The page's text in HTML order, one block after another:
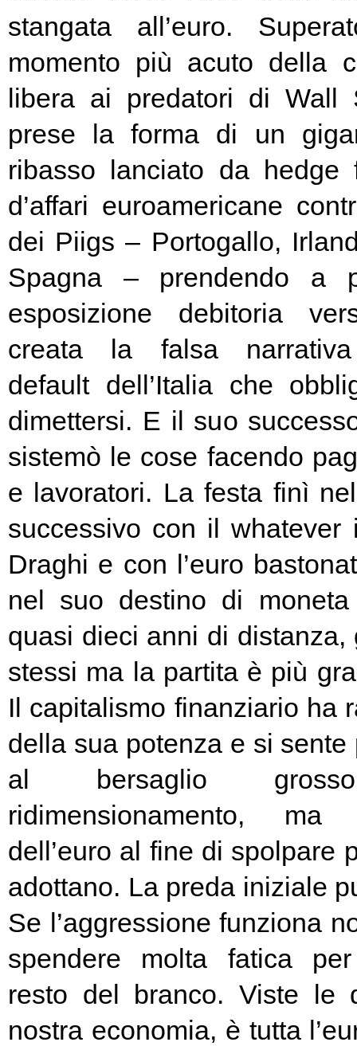
stangata all’euro.
momento più acuto della
libera ai predatori di Wall
prese la forma di un
ribasso lanciato da hedge
d’affari euroamericane
dei Piigs – Portogallo,
Spagna – prendendo a
esposizione debitoria
creata la falsa narrativa
default dell’Italia che
dimettersi. E il suo
sistemò le cose facendo
e lavoratori. La festa finì
successivo con il whatever
Draghi e con l’euro
nel suo destino di
quasi dieci anni di
stessi ma la partita è più
Il capitalismo finanziario ha
della sua potenza e si sente
al bersaglio
ridimensionamento,
dell’euro al fine di spolpare
adottano. La preda iniziale
Se l’aggressione funziona
spendere molta fatica
resto del branco. Viste le
nostra economia, è tutta